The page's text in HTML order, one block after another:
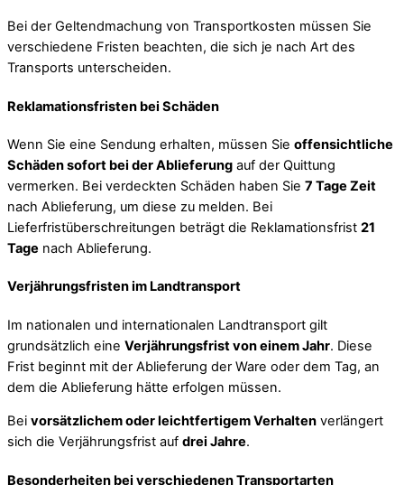
Bei der Geltendmachung von Transportkosten müssen Sie
verschiedene Fristen beachten, die sich je nach Art des
Transports unterscheiden.
Reklamationsfristen bei Schäden
Wenn Sie eine Sendung erhalten, müssen Sie offensichtliche
Schäden sofort bei der Ablieferung auf der Quittung
vermerken. Bei verdeckten Schäden haben Sie 7 Tage Zeit
nach Ablieferung, um diese zu melden. Bei
Lieferfristüberschreitungen beträgt die Reklamationsfrist 21
Tage nach Ablieferung.
Verjährungsfristen im Landtransport
Im nationalen und internationalen Landtransport gilt
grundsätzlich eine Verjährungsfrist von einem Jahr. Diese
Frist beginnt mit der Ablieferung der Ware oder dem Tag, an
dem die Ablieferung hätte erfolgen müssen.
Bei vorsätzlichem oder leichtfertigem Verhalten verlängert
sich die Verjährungsfrist auf drei Jahre.
Besonderheiten bei verschiedenen Transportarten